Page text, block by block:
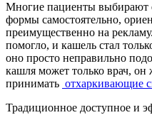
Многие пациенты выбирают
формы самостоятельно,
преимущественно на
помогло, и кашель стал
оно просто неправильно
кашля может только врач, он
принимать отхаркивающие
Традиционное доступное и